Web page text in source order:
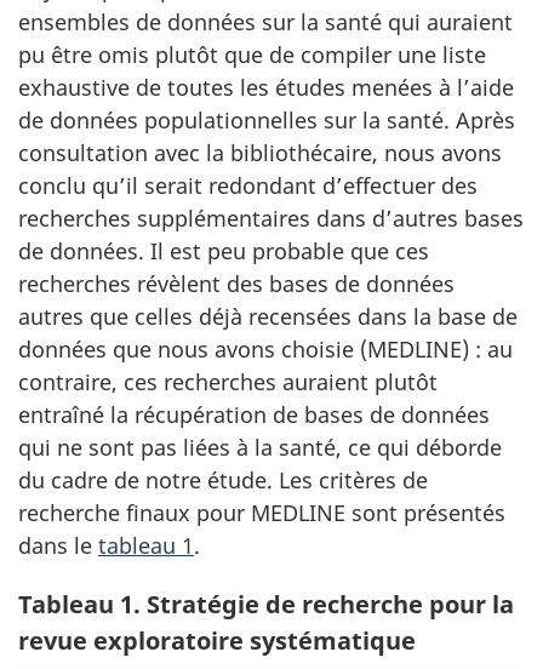
ensembles de données sur la santé qui auraient
pu être omis plutôt que de compiler une liste
exhaustive de toutes les études menées à l’aide
de données populationnelles sur la santé. Après
consultation avec la bibliothécaire, nous avons
conclu qu’il serait redondant d’effectuer des
recherches supplémentaires dans d’autres bases
de données. Il est peu probable que ces
recherches révèlent des bases de données
autres que celles déjà recensées dans la base de
données que nous avons choisie (MEDLINE) : au
contraire, ces recherches auraient plutôt
entraîné la récupération de bases de données
qui ne sont pas liées à la santé, ce qui déborde
du cadre de notre étude. Les critères de
recherche finaux pour MEDLINE sont présentés
dans le tableau 1.
Tableau 1. Stratégie de recherche pour la
revue exploratoire systématique